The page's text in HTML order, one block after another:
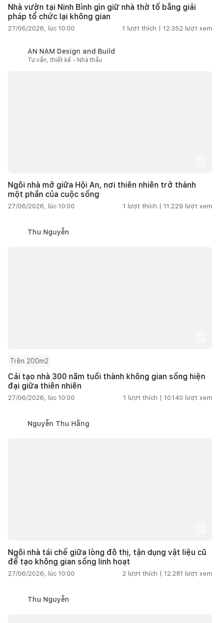
Nhà vườn tại Ninh Bình gìn giữ nhà thờ tổ bằng giải
pháp tổ chức lại không gian
27/06/2026, lúc 10:00 1 lượt thích | 12.352 lượt xem
AN NAM Design and Build
Tư vấn, thiết kế - Nhà thầu
Ngôi nhà mở giữa Hội An, nơi thiên nhiên trở thành
một phần của cuộc sống
27/06/2026, lúc 10:00 1 lượt thích | 11.229 lượt xem
Thu Nguyễn
Trên 200m2
Cải tạo nhà 300 năm tuổi thành không gian sống hiện
đại giữa thiên nhiên
27/06/2026, lúc 10:00 1 lượt thích | 10.140 lượt xem
Nguyễn Thu Hằng
Ngôi nhà tái chế giữa lòng đô thị, tận dụng vật liệu cũ
để tạo không gian sống linh hoạt
27/06/2026, lúc 10:00 2 lượt thích | 12.281 lượt xem
Thu Nguyễn